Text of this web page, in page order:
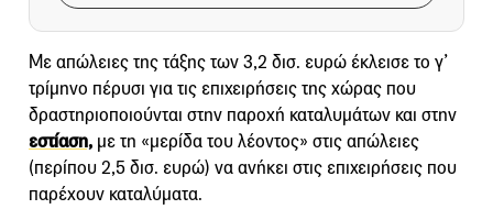
Με απώλειες της τάξης των 3,2 δισ. ευρώ έκλεισε το γ’
τρίμηνο πέρυσι για τις επιχειρήσεις της χώρας που
δραστηριοποιούνται στην παροχή καταλυμάτων και στην
εστίαση, με τη «μερίδα του λέοντος» στις απώλειες
(περίπου 2,5 δισ. ευρώ) να ανήκει στις επιχειρήσεις που
παρέχουν καταλύματα.